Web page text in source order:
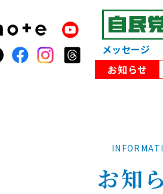
メッセージ
お知らせ
お知